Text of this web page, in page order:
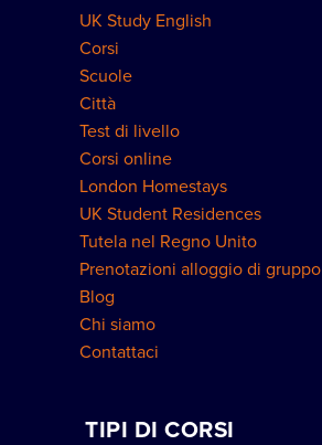
Residenze a Londra
UK Study English
Corsi
Scuole
Città
Test di livello
Corsi online
London Homestays
UK Student Residences
Tutela nel Regno Unito
Prenotazioni alloggio di gruppo
Blog
Chi siamo
Contattaci
TIPI DI CORSI